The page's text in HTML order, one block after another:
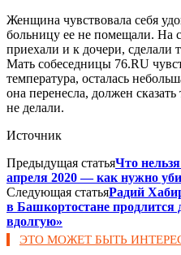
Женщина чувствовала себя
больницу ее не помещали. На
приехали и к дочери, сделали
Мать собеседницы 76.RU
температура, осталась
она перенесла, должен
не делали.
Источник
Предыдущая статьяЧто
апреля 2020 — как нужно
Следующая статьяРадий
в Башкортостане продлится
вдолгую»
ЭТО МОЖЕТ БЫТЬ